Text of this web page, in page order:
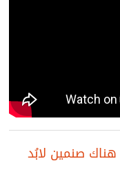
صنمين لابُد